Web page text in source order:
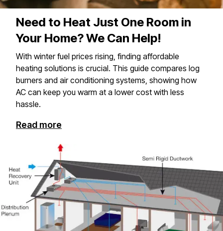
Need to Heat Just One Room in
Your Home? We Can Help!
With winter fuel prices rising, finding affordable
heating solutions is crucial. This guide compares log
burners and air conditioning systems, showing how
AC can keep you warm at a lower cost with less
hassle.​​​​‌ ‍ ​‍​‍‌‍ ‌ ​‍‌‍‍‌‌‍‌ ‌‍‍‌‌‍ ‍​‍​‍​ ‍‍​‍​‍‌ ​ ‌‍​‌‌‍ ‍‌‍‍‌‌ ‌​‌ ‍‌​‍ ‍‌‍‍‌‌‍ ​‍​‍​‍ ​​‍​‍‌‍‍​‌ ​‍‌‍‌‌‌‍‌‍​‍​‍​ ‍‍​‍​‍​‍ ‌‍​‌‌‍‌​‌‍ ‌‌‍‍‌‌‍ ‍​‍ ‌‍‍‌‌‍ ‍‌ ‌​‌‍‌‌‌‍ ‍‌ ‌​​‍ ‌‍‌‌‌‍‌​‌‍‍‌‌ ‌​​‍ ‌‍ ‌‌‍ ‌‍‌​‌‍‌‌​ ‌‌ ​​‌ ​‍‌‍‌‌‌ ​ ‌‍‌‌‌‍ ‍‌ ‌​‌‍​‌‌ ‌​‌‍‍‌‌‍ ‌‍ ‍​ ‍ ‌‍‍‌‌‍‌​​ ‌‌‍​ ​ ​​‌‍​ ​ ‌‍​ ‍​‌‍‌​‌‍​‌‌‍​‍​‍ ‌​ ​ ​ ‍‌​ ​‍​ ​​​‍ ‌​ ‌​‌‍‌‌‌‍​‍‌‍‌‍​‍ ‌​ ‍‌‌‍​‌‌‍‌​​ ‍​​‍ ‌‌‍‌‍​ ​​​ ‍‌​ ​ ​ ​​​ ‌‌​ ‌‍‌‍​‌​ ‌ ​ ​​​ ‍‌​ ​ ​ ‍ ‌ ‌​‌ ‍‌‌ ​​‌‍‌‌​ ‌‌ ​​‌‍ ‌ ​ ‌ ‌​​ ‍ ‌ ​​‌‍​‌‌ ‌​‌‍‍​​ ‌‌ ​ ‌‍‍​‌‍ ‌ ​‍‌ ‌​‌​‌​‌‍‌‌‌ ​ ‌‍​ ‌ ​‍‌‍‍‌‌ ​​‌ ‌​‌‍‍‌‌‍ ‌‍ ‍​ ‌‍​‍‌‍​‌‌ ​ ‌‍‌‌‌‌‌‌‌ ​‍‌‍ ​​ ‌​‍‌‌​ ​‍‌​‌‍‌‍​‌‌‍‌​‌‍ ‌‌‍‍‌‌‍ ‍​‍‌‍‌‍‍‌‌‍‌​​ ‌‌‍​ ​ ​​‌‍​ ​ ‌‍​ ‍​‌‍‌​‌‍​‌‌‍​‍​‍ ‌​ ​ ​ ‍‌​ ​‍​ ​​​‍ ‌​ ‌​‌‍‌‌‌‍​‍‌‍‌‍​‍ ‌​ ‍‌‌‍​‌‌‍‌​​ ‍​​‍ ‌‌‍‌‍​ ​​​ ‍‌​ ​ ​ ​​​ ‌‌​ ‌‍‌‍​‌​ ‌ ​ ​​​ ‍‌​ ​ ​‍‌‍‌ ‌​‌ ‍‌‌ ​​‌‍‌‌​ ‌‌ ​​‌‍ ‌ ​ ‌ ‌​​‍‌‍‌ ​​‌‍​‌‌ ‌​‌‍‍​​ ‌‌ ​ ‌‍‍​‌‍ ‌ ​‍‌ ‌​‌​‌​‌‍‌‌‌ ​ ‌‍​ ‌ ​‍‌‍‍‌‌ ​​‌ ‌​‌‍‍‌‌‍ ‌‍ ‍​‍​‍‌ ‌
Read more